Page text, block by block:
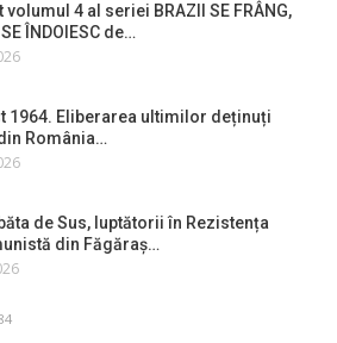
volumul 4 al seriei BRAZII SE FRÂNG,
SE ÎNDOIESC de…
1964. Eliberarea ultimilor deținuți
România…
de Sus, luptătorii în Rezistența
din Făgăraș…